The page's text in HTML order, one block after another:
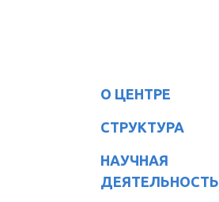
О ЦЕНТРЕ
СТРУКТУРА
НАУЧНАЯ
ДЕЯТЕЛЬНОСТЬ